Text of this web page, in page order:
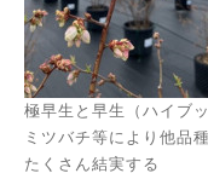
極早生と早生（ハイブ
ミツバチ等により他品
たくさん結実する